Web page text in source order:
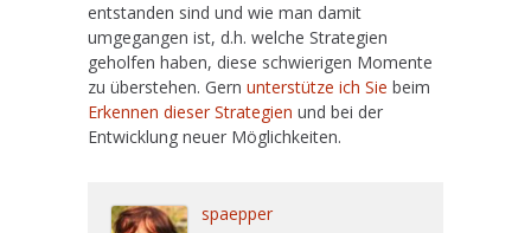
entstanden sind und wie man damit
umgegangen ist, d.h. welche Strategien
geholfen haben, diese schwierigen Momente
zu überstehen. Gern unterstütze ich Sie beim
Erkennen dieser Strategien und bei der
Entwicklung neuer Möglichkeiten.
spaepper